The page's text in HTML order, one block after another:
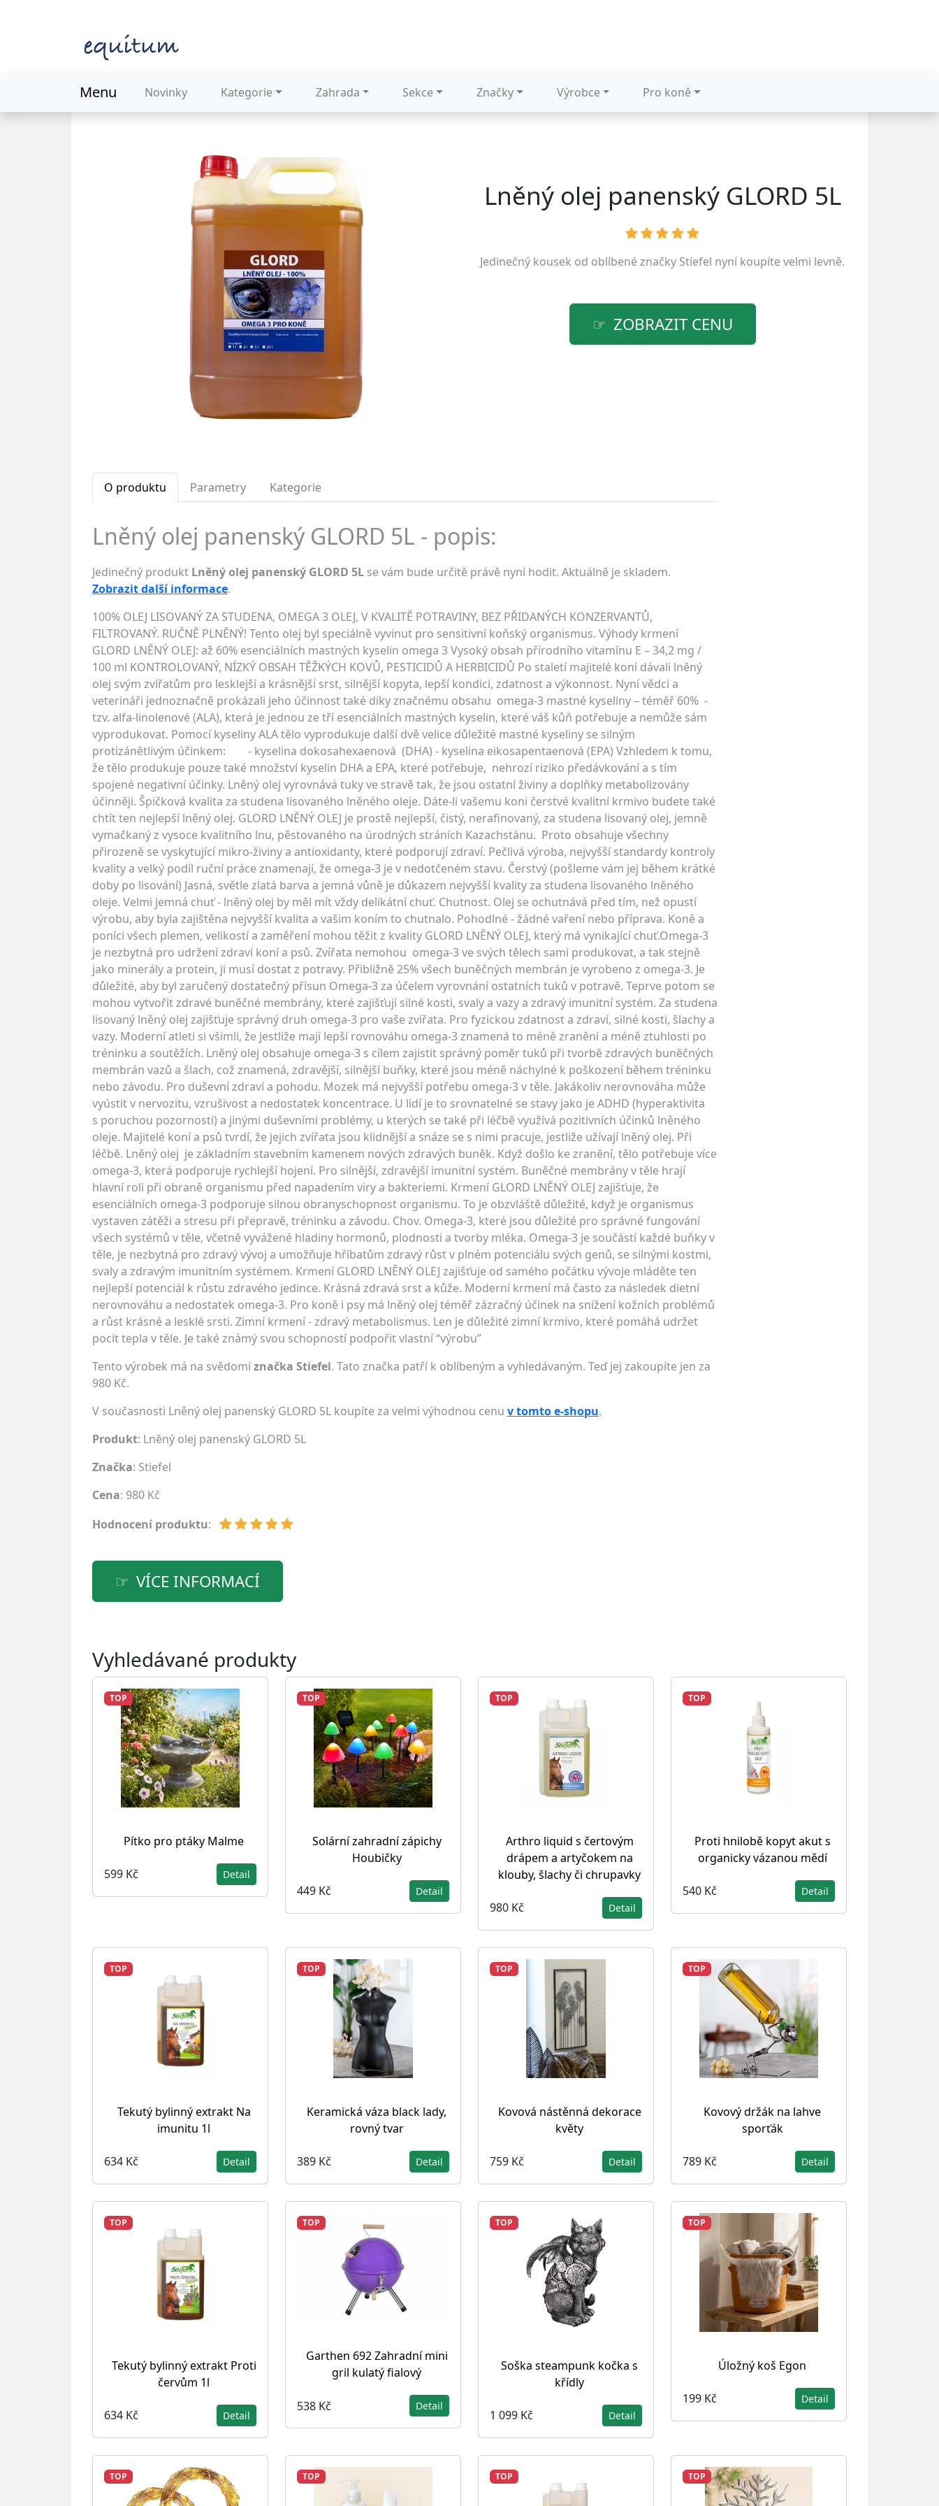
Menu Novinky Kategorie Zahrada Sekce Značky Výrobce Pro koně
Lněný olej panenský GLORD 5L
Jedinečný kousek od oblíbené značky Stiefel nyní koupíte velmi levně.
ZOBRAZIT CENU
O produktu Parametry Kategorie
Lněný olej panenský GLORD 5L - popis:
Jedinečný produkt Lněný olej panenský GLORD 5L se vám bude určitě právě nyní hodit. Aktuálně je skladem.
Zobrazit další informace.
100% OLEJ LISOVANÝ ZA STUDENA, OMEGA 3 OLEJ, V KVALITĚ POTRAVINY, BEZ PŘIDANÝCH KONZERVANTŮ,
FILTROVANÝ. RUČNĚ PLNĚNÝ! Tento olej byl speciálně vyvinut pro sensitivní koňský organismus. Výhody krmení
GLORD LNĚNÝ OLEJ: až 60% esenciálních mastných kyselin omega 3 Vysoký obsah přírodního vitamínu E – 34,2 mg /
100 ml KONTROLOVANÝ, NÍZKÝ OBSAH TĚŽKÝCH KOVŮ, PESTICIDŮ A HERBICIDŮ Po staletí majitelé koní dávali lněný
olej svým zvířatům pro lesklejší a krásnější srst, silnější kopyta, lepší kondici, zdatnost a výkonnost. Nyní vědci a
veterináři jednoznačně prokázali jeho účinnost také díky značnému obsahu omega-3 mastné kyseliny – téměř 60% -
tzv. alfa-linolenové (ALA), která je jednou ze tří esenciálních mastných kyselin, které váš kůň potřebuje a nemůže sám
vyprodukovat. Pomocí kyseliny ALA tělo vyprodukuje další dvě velice důležité mastné kyseliny se silným
protizánětlivým účinkem: - kyselina dokosahexaenová (DHA) - kyselina eikosapentaenová (EPA) Vzhledem k tomu,
že tělo produkuje pouze také množství kyselin DHA a EPA, které potřebuje, nehrozí riziko předávkování a s tím
spojené negativní účinky. Lněný olej vyrovnává tuky ve stravě tak, že jsou ostatní živiny a doplňky metabolizovány
účinněji. Špičková kvalita za studena lisovaného lněného oleje. Dáte-li vašemu koni čerstvé kvalitní krmivo budete také
chtít ten nejlepší lněný olej. GLORD LNĚNÝ OLEJ je prostě nejlepší, čistý, nerafinovaný, za studena lisovaný olej, jemně
vymačkaný z vysoce kvalitního lnu, pěstovaného na úrodných stráních Kazachstánu. Proto obsahuje všechny
přirozeně se vyskytující mikro-živiny a antioxidanty, které podporují zdraví. Pečlivá výroba, nejvyšší standardy kontroly
kvality a velký podíl ruční práce znamenají, že omega-3 je v nedotčeném stavu. Čerstvý (pošleme vám jej během krátké
doby po lisování) Jasná, světle zlatá barva a jemná vůně je důkazem nejvyšší kvality za studena lisovaného lněného
oleje. Velmi jemná chuť - lněný olej by měl mít vždy delikátní chuť. Chutnost. Olej se ochutnává před tím, než opustí
výrobu, aby byla zajištěna nejvyšší kvalita a vašim koním to chutnalo. Pohodlné - žádné vaření nebo příprava. Koně a
poníci všech plemen, velikostí a zaměření mohou těžit z kvality GLORD LNĚNÝ OLEJ, který má vynikající chuť.Omega-3
je nezbytná pro udržení zdraví koní a psů. Zvířata nemohou omega-3 ve svých tělech sami produkovat, a tak stejně
jako minerály a protein, ji musí dostat z potravy. Přibližně 25% všech buněčných membrán je vyrobeno z omega-3. Je
důležité, aby byl zaručený dostatečný přísun Omega-3 za účelem vyrovnání ostatních tuků v potravě. Teprve potom se
mohou vytvořit zdravé buněčné membrány, které zajišťují silné kosti, svaly a vazy a zdravý imunitní systém. Za studena
lisovaný lněný olej zajišťuje správný druh omega-3 pro vaše zvířata. Pro fyzickou zdatnost a zdraví, silné kosti, šlachy a
vazy. Moderní atleti si všimli, že jestliže mají lepší rovnováhu omega-3 znamená to méně zranění a méně ztuhlosti po
tréninku a soutěžích. Lněný olej obsahuje omega-3 s cílem zajistit správný poměr tuků při tvorbě zdravých buněčných
membrán vazů a šlach, což znamená, zdravější, silnější buňky, které jsou méně náchylné k poškození během tréninku
nebo závodu. Pro duševní zdraví a pohodu. Mozek má nejvyšší potřebu omega-3 v těle. Jakákoliv nerovnováha může
vyústit v nervozitu, vzrušivost a nedostatek koncentrace. U lidí je to srovnatelné se stavy jako je ADHD (hyperaktivita
s poruchou pozornosti) a jinými duševními problémy, u kterých se také při léčbě využívá pozitivních účinků lněného
oleje. Majitelé koní a psů tvrdí, že jejich zvířata jsou klidnější a snáze se s nimi pracuje, jestliže užívají lněný olej. Při
léčbě. Lněný olej je základním stavebním kamenem nových zdravých buněk. Když došlo ke zranění, tělo potřebuje více
omega-3, která podporuje rychlejší hojení. Pro silnější, zdravější imunitní systém. Buněčné membrány v těle hrají
hlavní roli při obraně organismu před napadením viry a bakteriemi. Krmení GLORD LNĚNÝ OLEJ zajišťuje, že
esenciálních omega-3 podporuje silnou obranyschopnost organismu. To je obzvláště důležité, když je organismus
vystaven zátěži a stresu při přepravě, tréninku a závodu. Chov. Omega-3, které jsou důležité pro správné fungování
všech systémů v těle, včetně vyvážené hladiny hormonů, plodnosti a tvorby mléka. Omega-3 je součástí každé buňky v
těle, je nezbytná pro zdravý vývoj a umožňuje hříbatům zdravý růst v plném potenciálu svých genů, se silnými kostmi,
svaly a zdravým imunitním systémem. Krmení GLORD LNĚNÝ OLEJ zajišťuje od samého počátku vývoje mláděte ten
nejlepší potenciál k růstu zdravého jedince. Krásná zdravá srst a kůže. Moderní krmení má často za následek dietní
nerovnováhu a nedostatek omega-3. Pro koně i psy má lněný olej téměř zázračný účinek na snížení kožních problémů
a růst krásné a lesklé srsti. Zimní krmení - zdravý metabolismus. Len je důležité zimní krmivo, které pomáhá udržet
pocit tepla v těle. Je také známý svou schopností podpořit vlastní “výrobu”
Tento výrobek má na svědomíznačka Stiefel. Tato značka patří k oblíbeným a vyhledávaným. Teď jej zakoupíte jen za
980 Kč.
V současnosti Lněný olej panenský GLORD 5L koupíte za velmi výhodnou cenu v tomto e-shopu.
Produkt: Lněný olej panenský GLORD 5L
Značka: Stiefel
Cena: 980 Kč
Hodnocení produktu:
VÍCE INFORMACÍ
Vyhledávané produkty
TOP
Pítko pro ptáky Malme
599 Kč Detail
TOP
Solární zahradní zápichy
Houbičky
449 Kč Detail
TOP
Arthro liquid s čertovým
drápem a artyčokem na
klouby, šlachy či chrupavky
980 Kč Detail
TOP
Proti hnilobě kopyt akut s
organicky vázanou mědí
540 Kč Detail
TOP
Tekutý bylinný extrakt Na
imunitu 1l
634 Kč Detail
TOP
Keramická váza black lady,
rovný tvar
389 Kč Detail
TOP
Kovová nástěnná dekorace
květy
759 Kč Detail
TOP
Kovový držák na lahve
sporťák
789 Kč Detail
TOP
Tekutý bylinný extrakt Proti
červům 1l
634 Kč Detail
TOP
Garthen 692 Zahradní mini
gril kulatý fialový
538 Kč Detail
TOP
Soška steampunk kočka s
křídly
1 099 Kč Detail
TOP
Úložný koš Egon
199 Kč Detail
TOP TOP TOP TOP